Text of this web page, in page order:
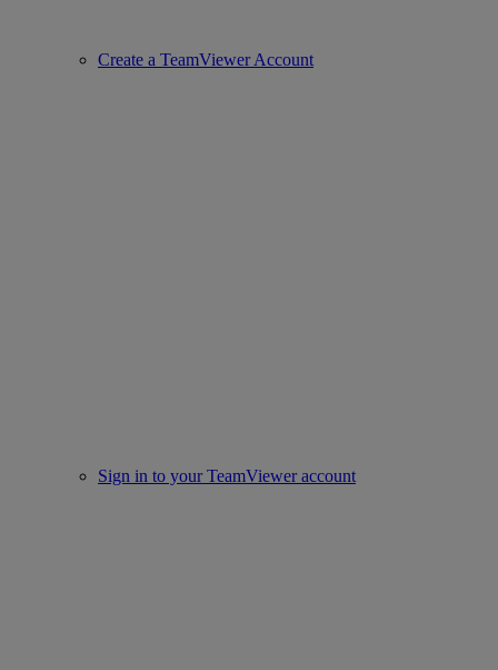
Create a TeamViewer Account
Sign in to your TeamViewer account